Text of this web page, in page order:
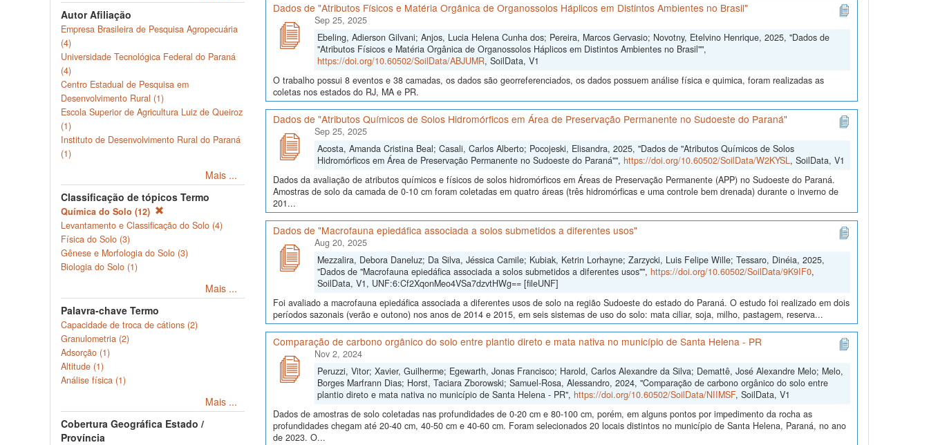
Autor Afiliação
Empresa Brasileira de Pesquisa Agropecuária
(4)
Universidade Tecnológica Federal do Paraná
(4)
Centro Estadual de Pesquisa em
Desenvolvimento Rural (1)
Escola Superior de Agricultura Luiz de Queiroz
(1)
Instituto de Desenvolvimento Rural do Paraná
(1)
Mais ...
Classificação de tópicos Termo
Química do Solo (12)
Levantamento e Classificação do Solo (4)
Física do Solo (3)
Gênese e Morfologia do Solo (3)
Biologia do Solo (1)
Mais ...
Palavra-chave Termo
Capacidade de troca de cátions (2)
Granulometria (2)
Adsorção (1)
Altitude (1)
Análise física (1)
Mais ...
Cobertura Geográfica Estado /
Província
Dados de "Atributos Físicos e Matéria Orgânica de Organossolos Háplicos em Distintos Ambientes no Brasil"
Sep 25, 2025
Ebeling, Adierson Gilvani; Anjos, Lucia Helena Cunha dos; Pereira, Marcos Gervasio; Novotny, Etelvino Henrique, 2025, "Dados de
"Atributos Físicos e Matéria Orgânica de Organossolos Háplicos em Distintos Ambientes no Brasil"",
https://doi.org/10.60502/SoilData/ABJUMR, SoilData, V1
O trabalho possui 8 eventos e 38 camadas, os dados são georreferenciados, os dados possuem análise física e quimica, foram realizadas as
coletas nos estados do RJ, MA e PR.
Dados de "Atributos Químicos de Solos Hidromórficos em Área de Preservação Permanente no Sudoeste do Paraná"
Sep 25, 2025
Acosta, Amanda Cristina Beal; Casali, Carlos Alberto; Pocojeski, Elisandra, 2025, "Dados de "Atributos Químicos de Solos
Hidromórficos em Área de Preservação Permanente no Sudoeste do Paraná"", https://doi.org/10.60502/SoilData/W2KYSL, SoilData, V1
Dados da avaliação de atributos químicos e físicos de solos hidromórficos em Áreas de Preservação Permanente (APP) no Sudoeste do Paraná.
Amostras de solo da camada de 0-10 cm foram coletadas em quatro áreas (três hidromórficas e uma controle bem drenada) durante o inverno de
201...
Dados de "Macrofauna epiedáfica associada a solos submetidos a diferentes usos"
Aug 20, 2025
Mezzalira, Debora Daneluz; Da Silva, Jéssica Camile; Kubiak, Ketrin Lorhayne; Zarzycki, Luis Felipe Wille; Tessaro, Dinéia, 2025,
"Dados de "Macrofauna epiedáfica associada a solos submetidos a diferentes usos"", https://doi.org/10.60502/SoilData/9K9IF0,
SoilData, V1, UNF:6:Cf2XqonMeo4VSa7dzvtHWg== [fileUNF]
Foi avaliado a macrofauna epiedáfica associada a diferentes usos de solo na região Sudoeste do estado do Paraná. O estudo foi realizado em dois
períodos sazonais (verão e outono) nos anos de 2014 e 2015, em seis sistemas de uso do solo: mata ciliar, soja, milho, pastagem, reserva...
Comparação de carbono orgânico do solo entre plantio direto e mata nativa no município de Santa Helena - PR
Nov 2, 2024
Peruzzi, Vitor; Xavier, Guilherme; Egewarth, Jonas Francisco; Harold, Carlos Alexandre da Silva; Demattê, José Alexandre Melo; Melo,
Borges Marfrann Dias; Horst, Taciara Zborowski; Samuel-Rosa, Alessandro, 2024, "Comparação de carbono orgânico do solo entre
plantio direto e mata nativa no município de Santa Helena - PR", https://doi.org/10.60502/SoilData/NIIMSF, SoilData, V1
Dados de amostras de solo coletadas nas profundidades de 0-20 cm e 80-100 cm, porém, em alguns pontos por impedimento da rocha as
profundidades chegam até 20-40 cm, 40-50 cm e 40-60 cm. Foram selecionados 20 locais distintos no município de Santa Helena, Paraná, no ano
de 2023. O...